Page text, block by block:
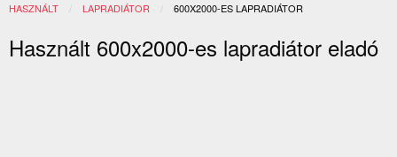
HASZNÁLT LAPRADIÁTOR JELENLEGI:
600X2000-ES LAPRADIÁTOR
Használt 600x2000-es lapradiátor eladó